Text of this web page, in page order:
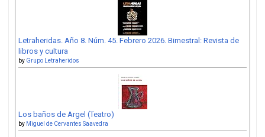
Letraheridas. Año 8. Núm. 45. Febrero 2026. Bimestral: Revista de
libros y cultura
by Grupo Letraheridos
Los baños de Argel (Teatro)
by Miguel de Cervantes Saavedra